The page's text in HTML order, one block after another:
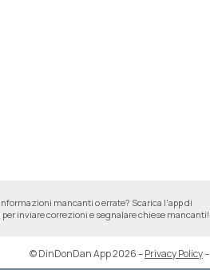
mancanti o errate? Scarica l'app di
per inviare correzioni e segnalare chiese mancanti!
© DinDonDan App 2026–Privacy Policy–